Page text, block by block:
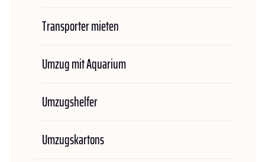
Transporter mieten
Umzug mit Aquarium
Umzugshelfer
Umzugskartons